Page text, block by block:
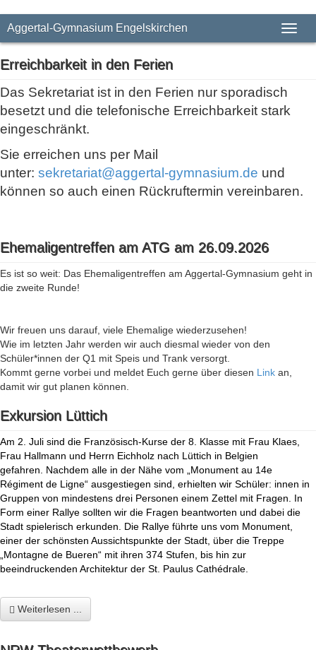
Aggertal-Gymnasium Engelskirchen
Erreichbarkeit in den Ferien
Das Sekretariat ist in den Ferien nur sporadisch
besetzt und die telefonische Erreichbarkeit stark
eingeschränkt.
Sie erreichen uns per Mail
unter: sekretariat@aggertal-gymnasium.de und
können so auch einen Rückruftermin vereinbaren.
Ehemaligentreffen am ATG am 26.09.2026
Es ist so weit: Das Ehemaligentreffen am Aggertal-Gymnasium geht in
die zweite Runde!
Wir freuen uns darauf, viele Ehemalige wiederzusehen!
Wie im letzten Jahr werden wir auch diesmal wieder von den
Schüler*innen der Q1 mit Speis und Trank versorgt.
Kommt gerne vorbei und meldet Euch gerne über diesen Link an,
damit wir gut planen können.
Exkursion Lüttich
Am 2. Juli sind die Französisch-Kurse der 8. Klasse mit Frau Klaes,
Frau Hallmann und Herrn Eichholz nach Lüttich in Belgien
gefahren. Nachdem alle in der Nähe vom „Monument au 14e
Régiment de Ligne“ ausgestiegen sind, erhielten wir Schüler: innen in
Gruppen von mindestens drei Personen einem Zettel mit Fragen. In
Form einer Rallye sollten wir die Fragen beantworten und dabei die
Stadt spielerisch erkunden. Die Rallye führte uns vom Monument,
einer der schönsten Aussichtspunkte der Stadt, über die Treppe
„Montagne de Bueren“ mit ihren 374 Stufen, bis hin zur
beeindruckenden Architektur der St. Paulus Cathédrale.
Weiterlesen ...